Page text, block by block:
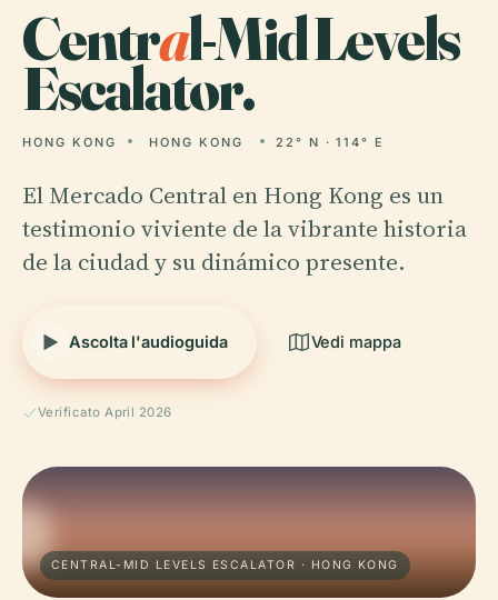
Central-Mid Levels
Escalator.
HONG KONG HONG KONG 22° N · 114° E
El Mercado Central en Hong Kong es un
testimonio viviente de la vibrante historia
de la ciudad y su dinámico presente.
Ascolta l'audioguida Vedi mappa
Verificato April 2026
CENTRAL-MID LEVELS ESCALATOR · HONG KONG